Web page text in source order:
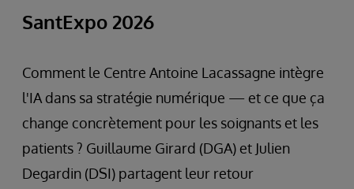
SantExpo 2026
Comment le Centre Antoine Lacassagne intègre
l'IA dans sa stratégie numérique — et ce que ça
change concrètement pour les soignants et les
patients ? Guillaume Girard (DGA) et Julien
Degardin (DSI) partagent leur retour